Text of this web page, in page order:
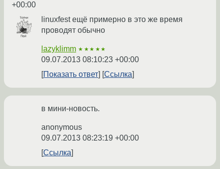
+00:00
linuxfest ещё примерно в это же время
проводят обычно
lazyklimm ★★★★★
09.07.2013 08:10:23 +00:00
Показать ответ
Ссылка
в мини-новость.
anonymous
09.07.2013 08:23:19 +00:00
Ссылка